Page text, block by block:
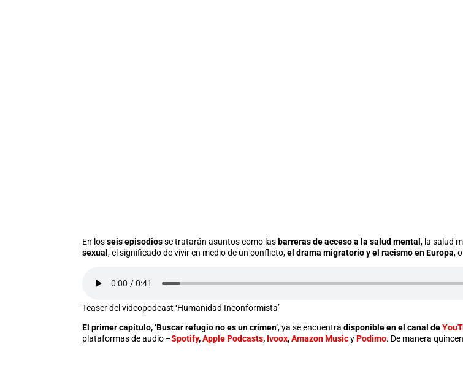
En losseis episodiosse tratarán asuntos como las barreras de acceso a la salud mental, la salud
sexual, el significado de vivir en medio de un conflicto,el drama migratorio y el racismo en Europa,
Teaser del videopodcast ‘Humanidad Inconformista’
El primer capítulo, ‘Buscar refugio no es un crimen’, ya se encuentradisponible en el canal de
plataformas de audio –Spotify,Apple Podcasts, Ivoox,Amazon Musicy Podimo. De manera